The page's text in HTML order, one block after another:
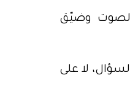
الصوت وضيّق
لا على